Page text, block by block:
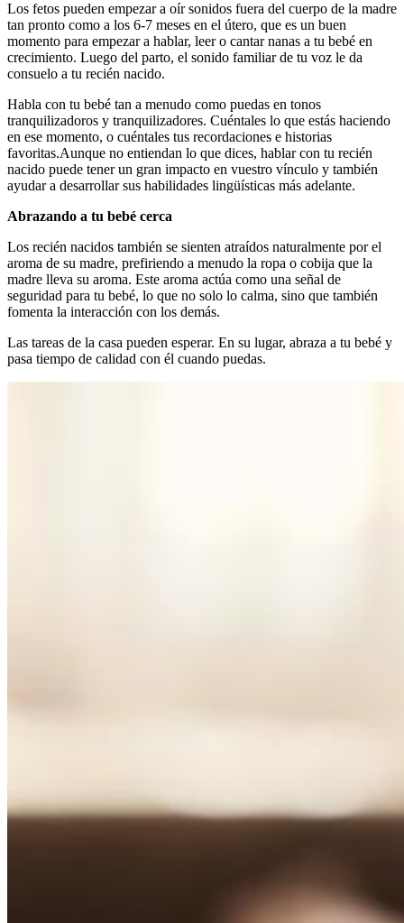
Los fetos pueden empezar a oír sonidos fuera del cuerpo de la madre
tan pronto como a los 6-7 meses en el útero, que es un buen
momento para empezar a hablar, leer o cantar nanas a tu bebé en
crecimiento. Luego del parto, el sonido familiar de tu voz le da
consuelo a tu recién nacido.
Habla con tu bebé tan a menudo como puedas en tonos
tranquilizadoros y tranquilizadores. Cuéntales lo que estás haciendo
en ese momento, o cuéntales tus recordaciones e historias
favoritas.Aunque no entiendan lo que dices, hablar con tu recién
nacido puede tener un gran impacto en vuestro vínculo y también
ayudar a desarrollar sus habilidades lingüísticas más adelante.
Abrazando a tu bebé cerca
Los recién nacidos también se sienten atraídos naturalmente por el
aroma de su madre, prefiriendo a menudo la ropa o cobija que la
madre lleva su aroma. Este aroma actúa como una señal de
seguridad para tu bebé, lo que no solo lo calma, sino que también
fomenta la interacción con los demás.
Las tareas de la casa pueden esperar. En su lugar, abraza a tu bebé y
pasa tiempo de calidad con él cuando puedas.